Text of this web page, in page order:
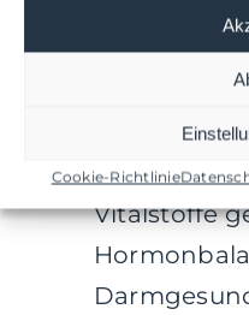
Cookie-Richtlinie
Vitalstoffe